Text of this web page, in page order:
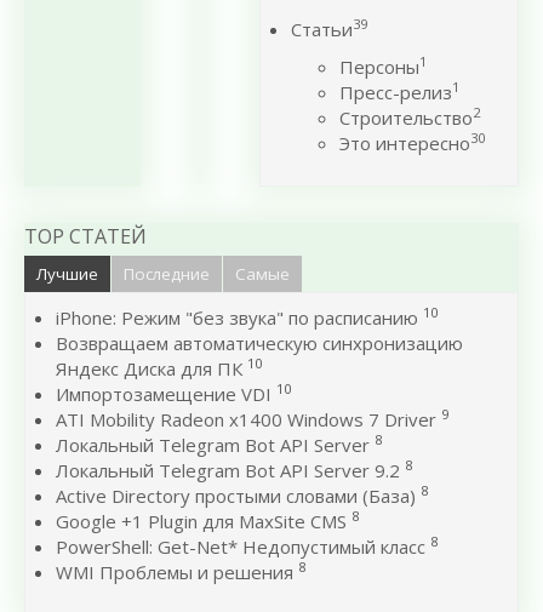
Статьи39
Персоны1
Пресс-релиз1
Строительство2
Это интересно30
TOP СТАТЕЙ
Лучшие Последние Самые
iPhone: Режим "без звука" по расписанию 10
Возвращаем автоматическую синхронизацию
Яндекс Диска для ПК 10
Импортозамещение VDI 10
ATI Mobility Radeon x1400 Windows 7 Driver 9
Локальный Telegram Bot API Server 8
Локальный Telegram Bot API Server 9.2 8
Active Directory простыми словами (База) 8
Google +1 Plugin для MaxSite CMS 8
PowerShell: Get-Net* Недопустимый класс 8
WMI Проблемы и решения 8